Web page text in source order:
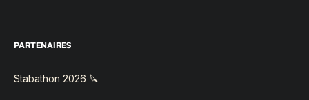
PARTENAIRES
Stabathon 2026 🔪